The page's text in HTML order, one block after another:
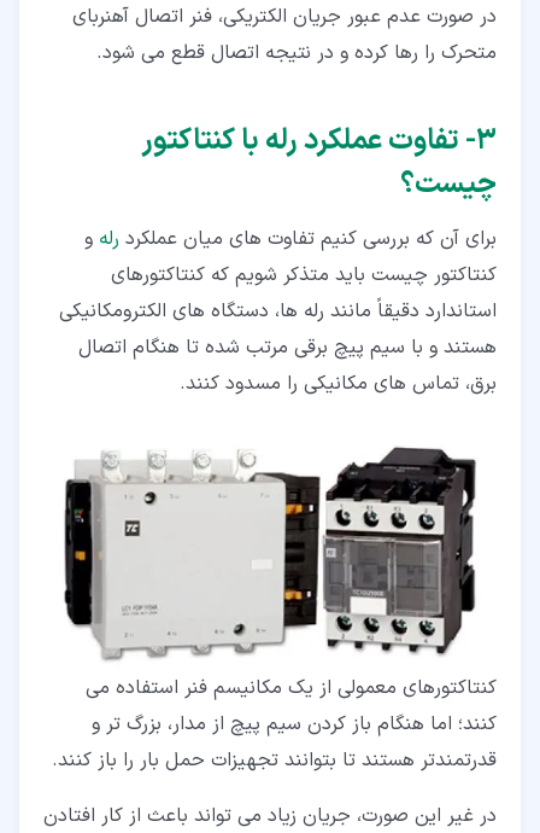
در صورت عدم عبور جریان الکتریکی، فنر اتصال آهنربای
متحرک را رها کرده و در نتیجه اتصال قطع می شود.
۳‏- تفاوت عملکرد رله با کنتاکتور
چیست؟
برای آن که بررسی کنیم تفاوت های میان عملکرد رله و
کنتاکتور چیست باید متذکر شویم که کنتاکتورهای
استاندارد دقیقاً مانند رله ها، دستگاه های الکترومکانیکی
هستند و با سیم پیچ برقی مرتب شده تا هنگام اتصال
برق، تماس های مکانیکی را مسدود کنند.
کنتاکتورهای معمولی از یک مکانیسم فنر استفاده می
کنند؛ اما هنگام باز کردن سیم پیچ از مدار، بزرگ تر و
قدرتمندتر هستند تا بتوانند تجهیزات حمل بار را باز کنند.
در غیر این صورت، جریان زیاد می تواند باعث از کار افتادن